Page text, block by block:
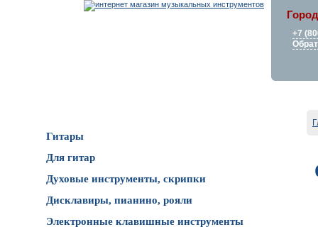
+7
Гитары
Для гитар
Духовые инструменты, скрипки
Дисклавиры, пианино, рояли
Электронные клавишные инструменты